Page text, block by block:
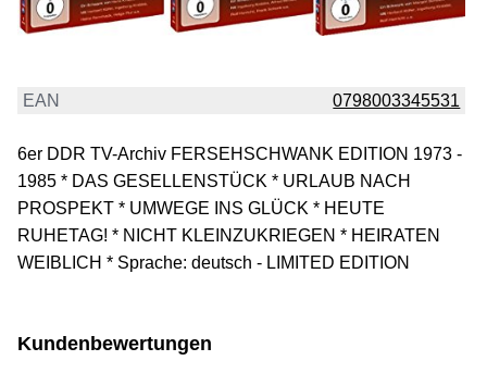
EAN 0798003345531
6er DDR TV-Archiv FERSEHSCHWANK EDITION 1973 -
1985 * DAS GESELLENSTÜCK * URLAUB NACH
PROSPEKT * UMWEGE INS GLÜCK * HEUTE
RUHETAG! * NICHT KLEINZUKRIEGEN * HEIRATEN
WEIBLICH * Sprache: deutsch - LIMITED EDITION
Kundenbewertungen